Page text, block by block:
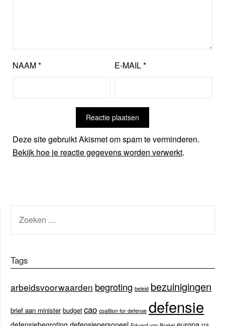
NAAM* E-MAIL*
Deze site gebruikt Akismet om spam te verminderen.
Bekijk hoe je reactie gegevens worden verwerkt.
NAAR:
Tags
arbeidsvoorwaarden begroting beleid bezuinigingen
brief aan minister budget cao coalition for defense defensie